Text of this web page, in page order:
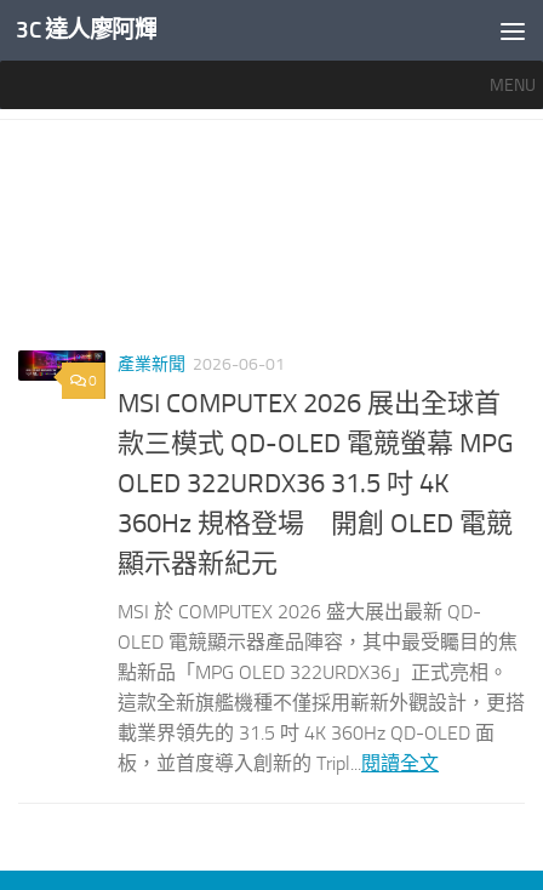
內文下方
3C 達人廖阿輝
MENU
0
產業新聞 2026-06-01
MSI COMPUTEX 2026 展出全球首
款三模式 QD-OLED 電競螢幕 MPG
OLED 322URDX36 31.5 吋 4K
360Hz 規格登場 開創 OLED 電競
顯示器新紀元
MSI 於 COMPUTEX 2026 盛大展出最新 QD-
OLED 電競顯示器產品陣容，其中最受矚目的焦
點新品「MPG OLED 322URDX36」正式亮相。
這款全新旗艦機種不僅採用嶄新外觀設計，更搭
載業界領先的 31.5 吋 4K 360Hz QD-OLED 面
板，並首度導入創新的 Tripl...閱讀全文